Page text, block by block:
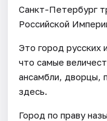
Санкт-Петербург
Российской
Это город русских
что самые
ансамбли, дворцы,
здесь.
Город по праву